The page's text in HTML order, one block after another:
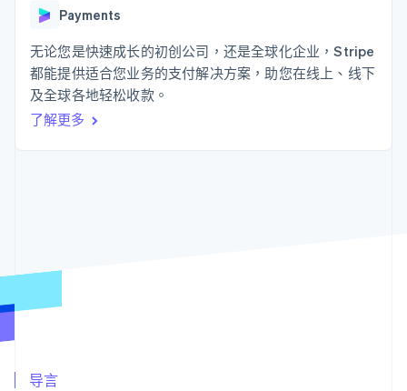
Authorization
Boost
支付成功率优
化
Link
加速结账
按行业
AI 企业
酒店、旅游与休闲
资源
应用集成
代码示例
Stripe Press
联系销售
Payments
无论您是快速成长的初创公司，还是全球化企业，Stripe
都能提供适合您业务的支付解决方案，助您在线上、线下
及全球各地轻松收款。
了解更多
导言